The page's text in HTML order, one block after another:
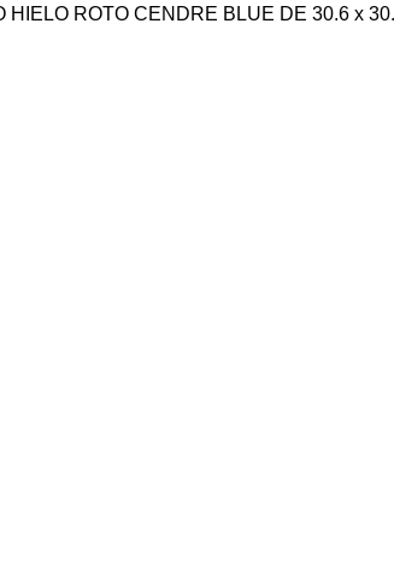
HIELO ROTO CENDRE BLUE DE 30.6 x